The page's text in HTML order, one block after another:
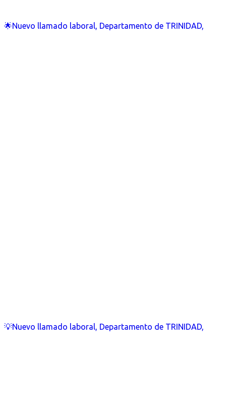
🌟Nuevo llamado laboral, Departamento de TRINIDAD,
💡Nuevo llamado laboral, Departamento de TRINIDAD,